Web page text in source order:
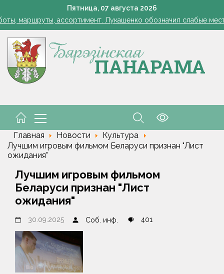
Пятница, 07 августа 2026
Лукашенко: я борюсь не за колхозы или совхозы - я борюсь
маршруты, ассортимент. Лукашенко обозначил слабые
1 стакан в ведро — тля и плодожорка бегут: Августовская
и средний бизнес приглашают к сотрудничеству с
Лукашенко: я борюсь не за колхозы или совхозы - я борюсь
Главная Новости
Культура
Лучшим игровым фильмом Беларуси признан "Лист
ожидания"
Лучшим игровым фильмом
Беларуси признан "Лист
ожидания"
30.09.2025 Соб. инф. 401